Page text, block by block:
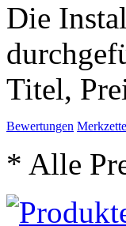
Die
Titel,
Bewertungen
* Alle